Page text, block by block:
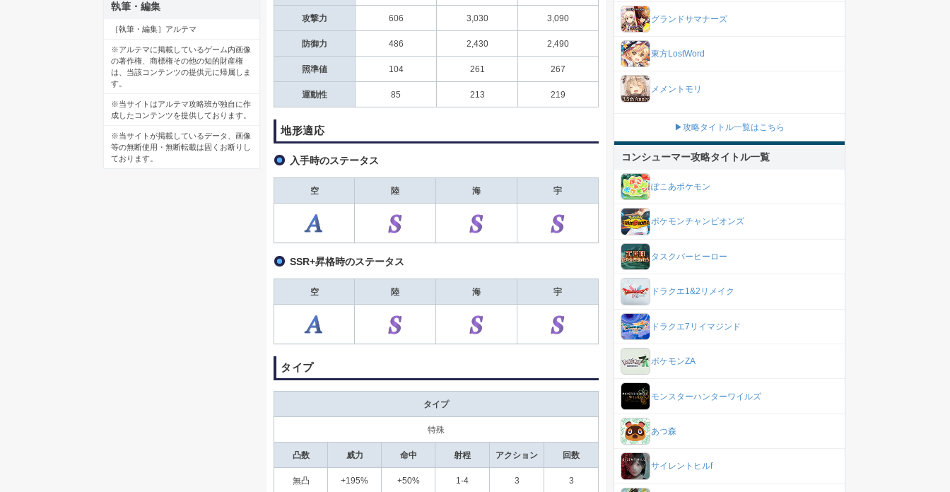
攻撃力 606 3,030 3,090
防御力 486 2,430 2,490
照準値 104 261 267
運動性 85 213 219
地形適応
入手時のステータス
空 陸 海 宇
SSR+昇格時のステータス
空 陸 海 宇
タイプ
タイプ
特殊
凸数 威力 命中 射程 アクション 回数
無凸 +195% +50% 1-4 3 3
執筆・編集
［執筆・編集］アルテマ
※アルテマに掲載しているゲーム内画像
の著作権、商標権その他の知的財産権
は、当該コンテンツの提供元に帰属しま
す。
※当サイトはアルテマ攻略班が独自に作
成したコンテンツを提供しております。
※当サイトが掲載しているデータ、画像
等の無断使用・無断転載は固くお断りし
ております。
グランドサマナーズ
東方LostWord
メメントモリ
▶攻略タイトル一覧はこちら
コンシューマー攻略タイトル一覧
ぽこあポケモン
ポケモンチャンピオンズ
タスクバーヒーロー
ドラクエ1&2リメイク
ドラクエ7リイマジンド
ポケモンZA
モンスターハンターワイルズ
あつ森
サイレントヒルf